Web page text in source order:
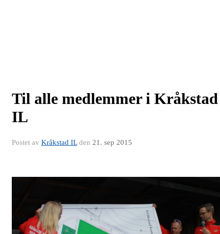
Til alle medlemmer i Kråkstad
IL
Postet av Kråkstad ILden 21. sep 2015